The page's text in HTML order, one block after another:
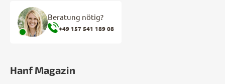
Beratung nötig?
+49 157 541 189 08
Hanf Magazin